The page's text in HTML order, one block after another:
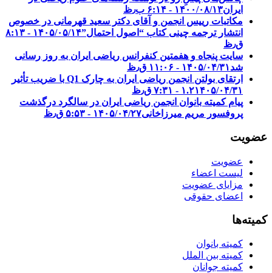
ایران۱۴۰۰/۰۸/۱۳ - ۶:۱۴ ب٫ظ
مکاتبات رییس انجمن و آقای دکتر سعید قهرمانی در خصوص
انتشار ترجمه چینی کتاب “اصول احتمال”
۱۴۰۵/۰۵/۱۴ - ۸:۱۳
ق٫ظ
سایت پنجاه و هفمتین کنفرانس ریاضی ایران به روز رسانی
شد۱۴۰۵/۰۴/۳۱ - ۱۱:۰۶ ق٫ظ
ارتقای بولتن انجمن ریاضی ایران به چارک Q1 با ضریب تأثیر
۱.۲۱۴۰۵/۰۴/۳۱ - ۷:۳۱ ق٫ظ
پیام کمیته بانوان انجمن ریاضی ایران در سالگرد درگذشت
پروفسور مریم میرزاخانی۱۴۰۵/۰۴/۲۷ - ۵:۵۳ ق٫ظ
عضویت
عضویت
لیست اعضاء
مزایای عضویت
اعضای حقوقی
کمیته‌ها
کمیته بانوان
کمیته بین الملل
کمیته جوانان